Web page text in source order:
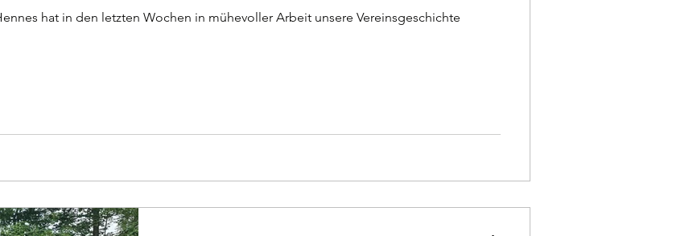
hat in den letzten Wochen in mühevoller Arbeit unsere Vereinsgeschichte